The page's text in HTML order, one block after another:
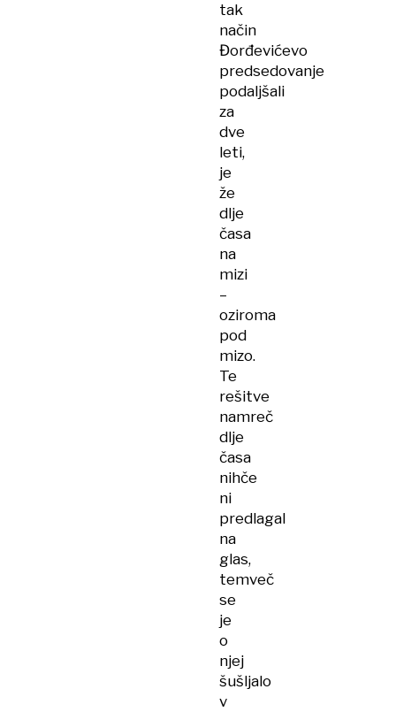
tak
način
Đorđevićevo
predsedovanje
podaljšali
za
dve
leti,
je
že
dlje
časa
na
mizi
–
oziroma
pod
mizo.
Te
rešitve
namreč
dlje
časa
nihče
ni
predlagal
na
glas,
temveč
se
je
o
njej
šušljalo
v